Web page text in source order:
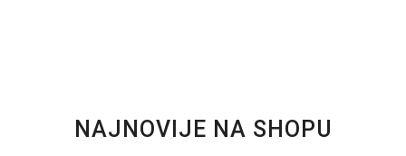
NAJNOVIJE NA SHOPU